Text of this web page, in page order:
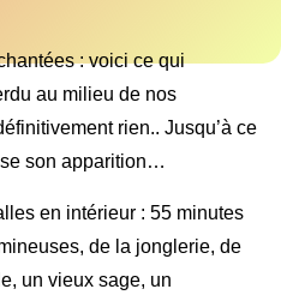
: voici ce qui
au milieu de nos
rien.. Jusqu’à ce
son apparition…
en intérieur : 55 minutes
de la jonglerie, de
un vieux sage, un